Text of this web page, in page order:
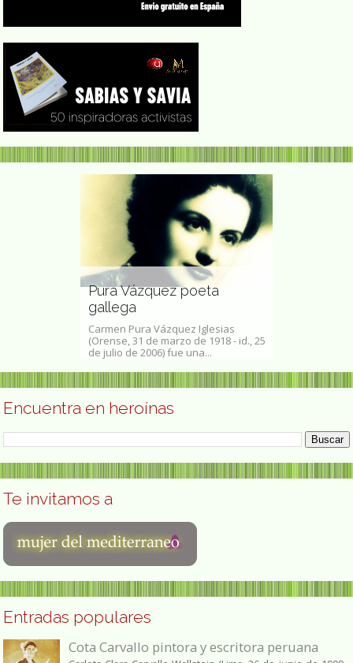
Pura Vázquez poeta
gallega
Carmen Pura Vázquez Iglesias
(Orense, 31 de marzo de 1918 - id., 25
de julio de 2006) fue una...
Encuentra en heroínas
Te invitamos a
Entradas populares
Cota Carvallo pintora y escritora peruana